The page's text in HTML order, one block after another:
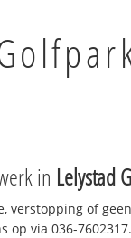
in Lelystad
verstopping of
op via 036-